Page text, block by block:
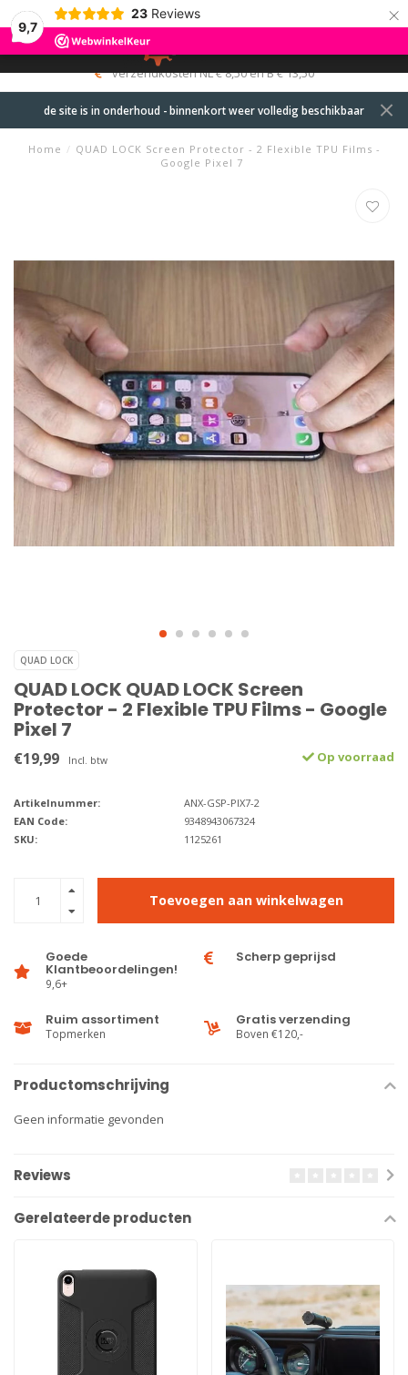
9,7
23 Reviews ×
MENU
0
verzendkosten NL € 8,50 en B € 13,50
de site is in onderhoud - binnenkort weer volledig beschikbaar
Home / QUAD LOCK Screen Protector - 2 Flexible TPU Films -
Google Pixel 7
QUAD LOCK
QUAD LOCK QUAD LOCK Screen
Protector - 2 Flexible TPU Films - Google
Pixel 7
€19,99 Incl. btw Op voorraad
Artikelnummer:
ANX-GSP-PIX7-2
EAN Code:
9348943067324
SKU:
1125261
Toevoegen aan winkelwagen
Goede
Klantbeoordelingen!
9,6+
Scherp geprijsd
Ruim assortiment
Topmerken
Gratis verzending
Boven €120,-
Productomschrijving
Geen informatie gevonden
Reviews
Gerelateerde producten